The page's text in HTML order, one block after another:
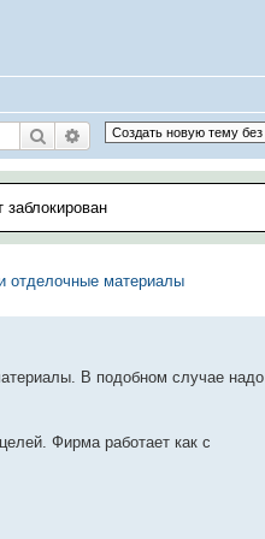
Поиск Расширенный поиск
отделочные материалы
В подобном случае надо
Фирма работает как с